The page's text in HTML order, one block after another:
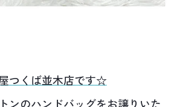
つくば並木店です☆
ンのハンドバッグをお譲りいた